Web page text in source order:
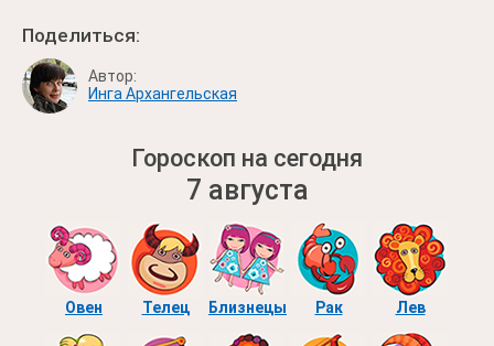
Поделиться:
Автор:
Инга Архангельская
Гороскоп на сегодня
7 августа
Овен Телец Близнецы Рак Лев